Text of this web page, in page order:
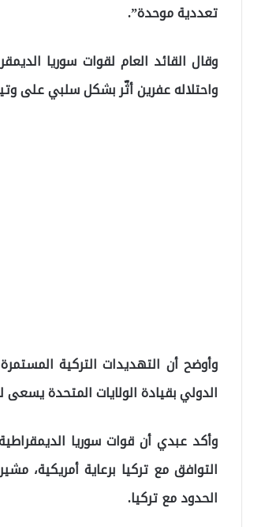
تعددية موحدة”.
وقال القائد العام لقوات سوريا
واحتلاله عفرين أثّر بشكل سلبي على
وأوضح أن التهديدات التركية
الدولي بقيادة الولايات المتحدة
وأكد عبدي أن قوات سوريا
التوافق مع تركيا برعاية أمريكية،
الحدود مع تركيا.